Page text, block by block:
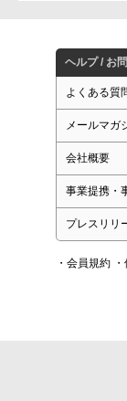
ヘルプ / お
よくある質
メールマガ
会社概要
事業提携・
プレスリリ
・会員規約